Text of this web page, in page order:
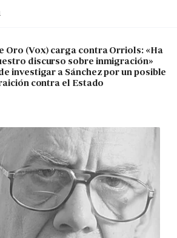
Oro (Vox) carga contra Orriols: «Ha
discurso sobre inmigración»
investigar a Sánchez por un posible
contra el Estado